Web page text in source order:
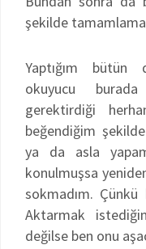
şekilde
Yaptığım bütün
okuyucu
gerektirdiği
beğendiğim
ya da asla
konulmuşsa
sokmadım. Çünkü
Aktarmak
değilse ben onu